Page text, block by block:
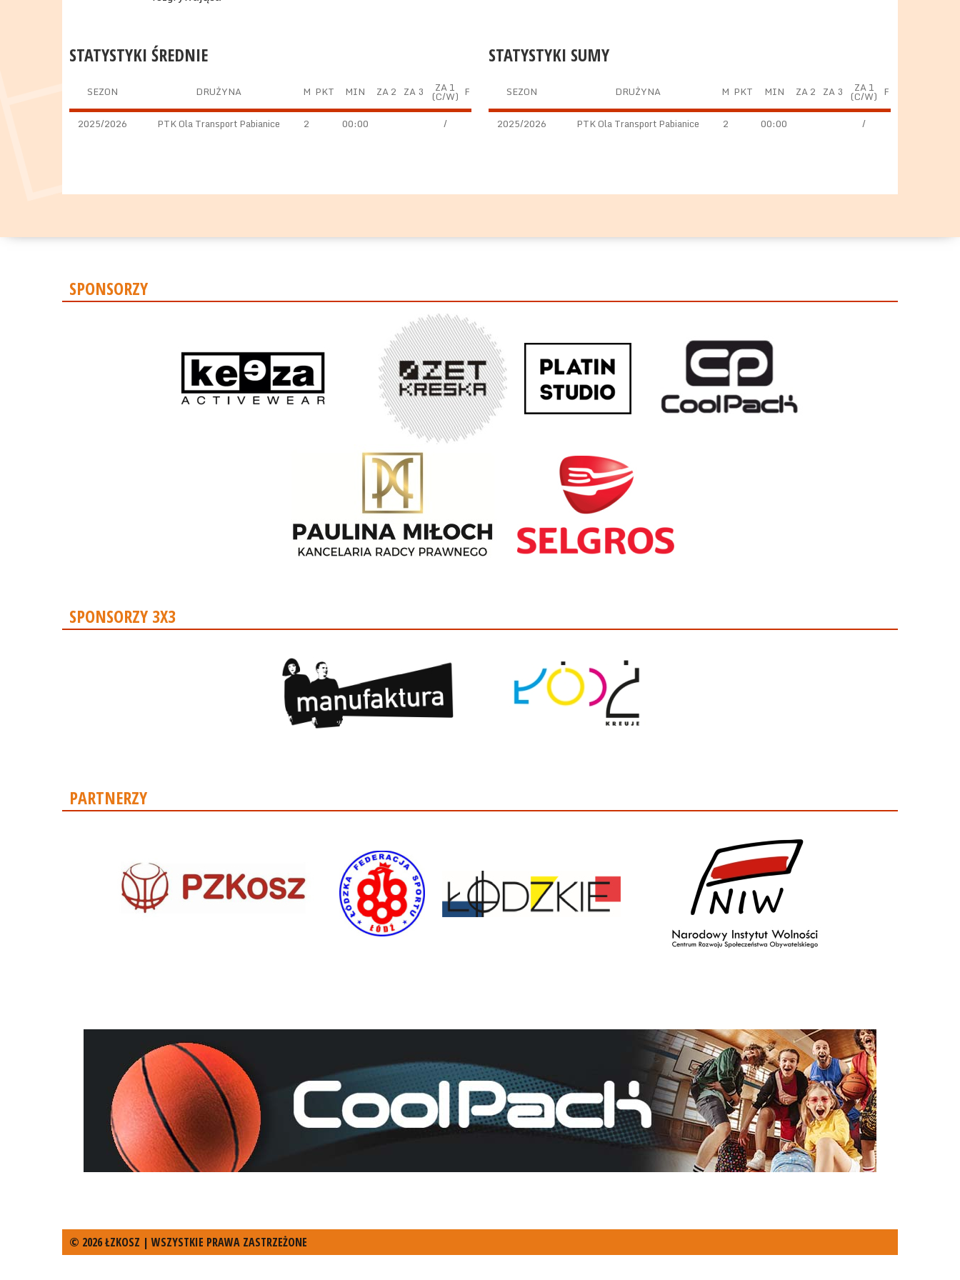
STATYSTYKI SUMY
SEZON DRUŻYNA M PKT MIN ZA 2 ZA 3 ZA 1
(C/W) F
2025/2026 PTK Ola Transport Pabianice 2 00:00 /
STATYSTYKI ŚREDNIE
SEZON DRUŻYNA M PKT MIN ZA 2 ZA 3 ZA 1
(C/W) F
2025/2026 PTK Ola Transport Pabianice 2 00:00 /
SPONSORZY
SPONSORZY 3X3
PARTNERZY
© 2026 ŁZKOSZ | WSZYSTKIE PRAWA ZASTRZEŻONE